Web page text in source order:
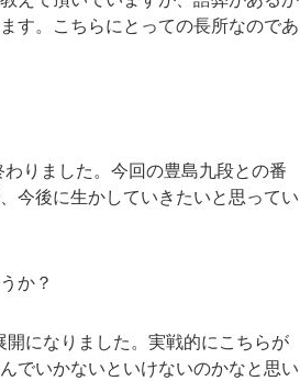
す。こちらにとっての長所なのであ
りました。今回の豊島九段との番
今後に生かしていきたいと思ってい
か？
になりました。実戦的にこちらが
でいかないといけないのかなと思い